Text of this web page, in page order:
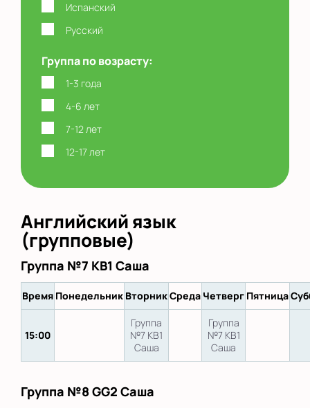
Испанский
Русский
Группа по возрасту:
1-3 года
4-6 лет
7-12 лет
12-17 лет
Английский язык
(групповые)
Группа №7 KB1 Саша
Время Понедельник ВторникСреда Четверг Пятница
15:00
Группа
№7 KB1
Саша
Группа
№7 KB1
Саша
Группа №8 GG2 Саша